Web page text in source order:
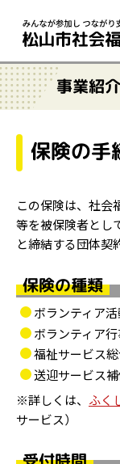
事業紹介
保険の手
この保険は、社会
等を被保険者とし
と締結する団体契
保険の種類
ボランティア
ボランティア
福祉サービス
送迎サービス
※詳しくは、 ふく
サービス）